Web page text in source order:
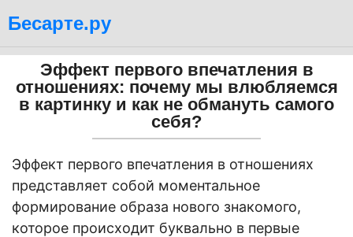
Бесарте.ру
Эффект первого впечатления в
отношениях: почему мы влюбляемся
в картинку и как не обмануть самого
себя?
Эффект первого впечатления в отношениях
представляет собой моментальное
формирование образа нового знакомого,
которое происходит буквально в первые